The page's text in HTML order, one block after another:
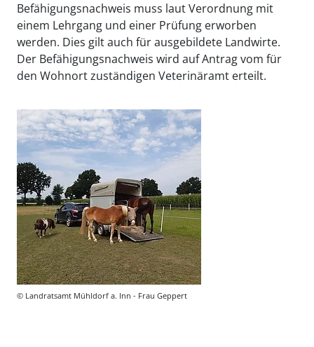
© Landratsamt Mühldorf a. Inn - Frau Geppert
Befähigungsnachweis muss laut Verordnung mit
einem Lehrgang und einer Prüfung erworben
werden. Dies gilt auch für ausgebildete Landwirte.
Der Befähigungsnachweis wird auf Antrag vom für
den Wohnort zuständigen Veterinäramt erteilt.